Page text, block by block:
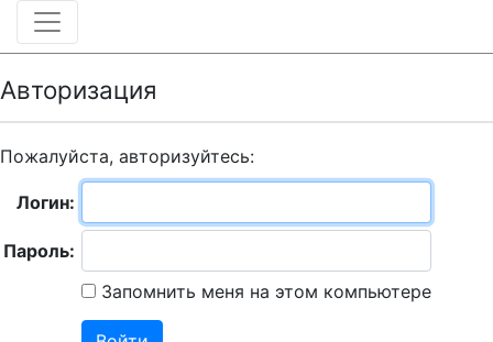
Авторизация
Пожалуйста, авторизуйтесь:
Логин:
Пароль:
Запомнить меня на этом компьютере